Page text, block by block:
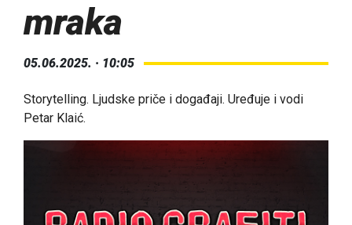
mraka
05.06.2025. · 10:05
Storytelling. Ljudske priče i događaji. Uređuje i vodi
Petar Klaić.